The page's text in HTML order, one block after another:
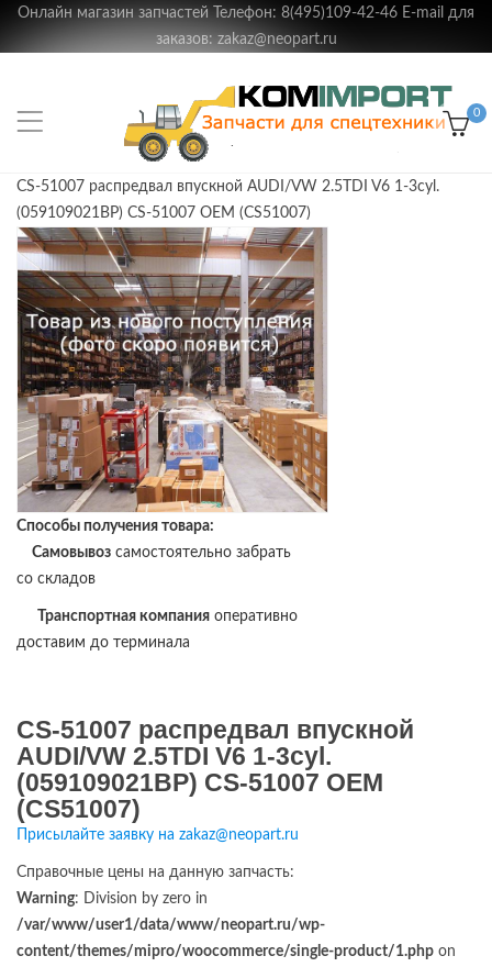
Онлайн магазин запчастей Телефон: 8(495)109-42-46 E-mail для
заказов: zakaz@neopart.ru
0
CS-51007 распредвал впускной AUDI/VW 2.5TDI V6 1-3cyl.
(059109021BP) CS-51007 OEM (CS51007)
Способы получения товара:
Самовывоз самостоятельно забрать
со складов
Транспортная компания оперативно
доставим до терминала
CS-51007 распредвал впускной
AUDI/VW 2.5TDI V6 1-3cyl.
(059109021BP) CS-51007 OEM
(CS51007)
Присылайте заявку на zakaz@neopart.ru
Справочные цены на данную запчасть:
Warning: Division by zero in
/var/www/user1/data/www/neopart.ru/wp-
content/themes/mipro/woocommerce/single-product/1.php on